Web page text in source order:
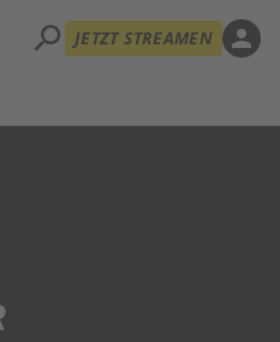
search JETZT STREAMEN person